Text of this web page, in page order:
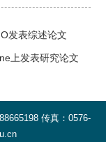
发表综述论文
上发表研究论文
传真：0576-